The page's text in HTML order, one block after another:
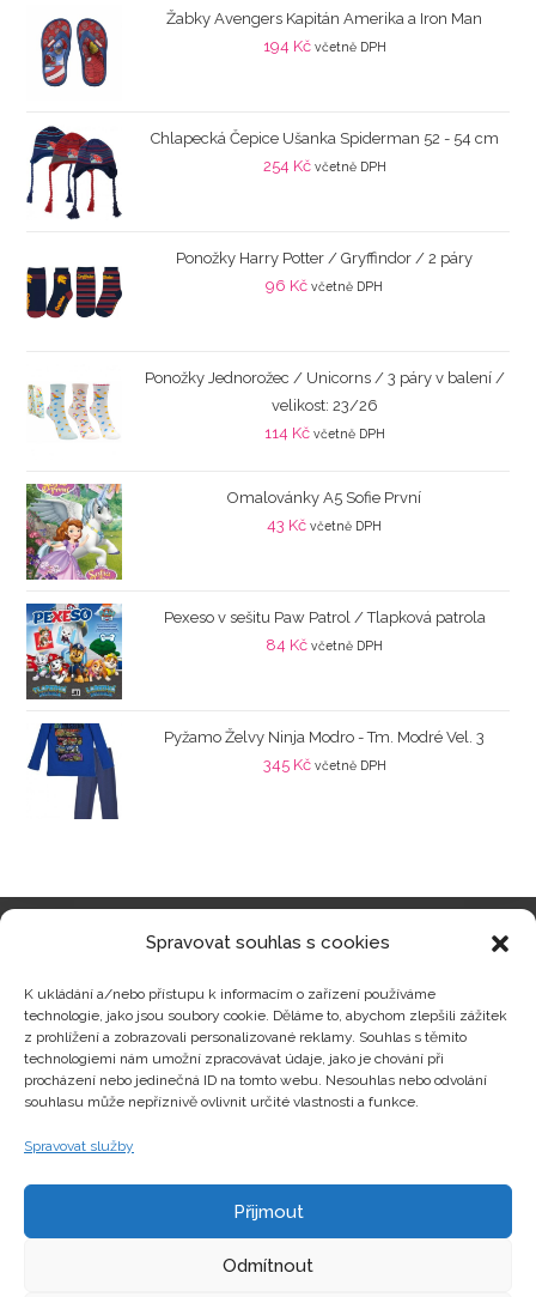
Spravovat souhlas s cookies
K ukládání a/nebo přístupu k informacím o zařízení používáme
technologie, jako jsou soubory cookie. Děláme to, abychom zlepšili zážitek
z prohlížení a zobrazovali personalizované reklamy. Souhlas s těmito
technologiemi nám umožní zpracovávat údaje, jako je chování při
procházení nebo jedinečná ID na tomto webu. Nesouhlas nebo odvolání
souhlasu může nepříznivě ovlivnit určité vlastnosti a funkce.
Spravovat služby
Přijmout
Odmítnout
Žabky Avengers Kapitán Amerika a Iron Man
194 Kč včetně DPH
Chlapecká Čepice Ušanka Spiderman 52 - 54 cm
254 Kč včetně DPH
Ponožky Harry Potter / Gryffindor / 2 páry
96 Kč včetně DPH
Ponožky Jednorožec / Unicorns / 3 páry v balení /
velikost: 23/26
114 Kč včetně DPH
Omalovánky A5 Sofie První
43 Kč včetně DPH
Pexeso v sešitu Paw Patrol / Tlapková patrola
84 Kč včetně DPH
Pyžamo Želvy Ninja Modro - Tm. Modré Vel. 3
345 Kč včetně DPH
Zajímavosti
Kontakty